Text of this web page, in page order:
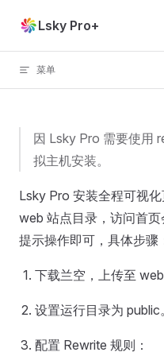
Skip to content
Lsky Pro+
菜单
因 Lsky Pro 需要使用
拟主机安装。
Lsky Pro 安装全程可视
web 站点目录，访问首
提示操作即可，具体步骤
下载兰空，上传至 web
设置运行目录为 public。
配置 Rewrite 规则：